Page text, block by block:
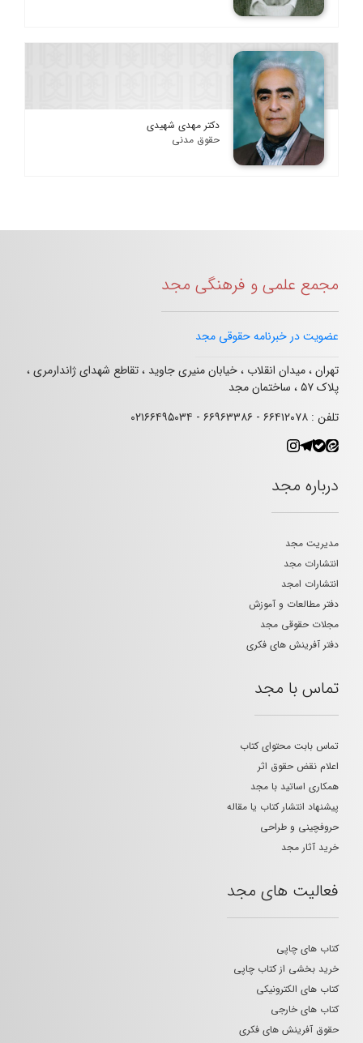
دکتر مهدی شهیدی
حقوق مدنی
مجمع علمی و فرهنگی مجد
عضویت در خبرنامه حقوقی مجد
تهران ، میدان انقلاب ، خیابان منیری جاوید ، تقاطع شهدای ژاندارمری ،
پلاک ۵۷ ، ساختمان مجد
تلفن : ۶۶۴۱۲۰۷۸ - ۶۶۹۶۳۳۸۶ - ۰۲۱۶۶۴۹۵۰۳۴
درباره مجد
مدیریت مجد
انتشارات مجد
انتشارات امجد
دفتر مطالعات و آموزش
مجلات حقوقی مجد
دفتر آفرینش های فکری
تماس با مجد
تماس بابت محتوای کتاب
اعلام نقض حقوق اثر
همکاری اساتید با مجد
پیشنهاد انتشار کتاب یا مقاله
حروفچینی و طراحی
خرید آثار مجد
فعالیت های مجد
کتاب های چاپی
خرید بخشی از کتاب چاپی
کتاب های الکترونیکی
کتاب های خارجی
حقوق آفرینش های فکری